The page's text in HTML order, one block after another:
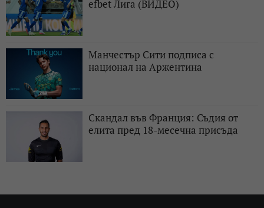
efbet Лига (ВИДЕО)
Манчестър Сити подписа с
национал на Аржентина
Скандал във Франция: Съдия от
елита пред 18-месечна присъда